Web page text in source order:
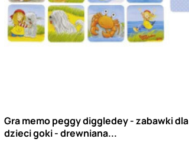
Gra memo peggy diggledey - zabawki dla
dzieci goki - drewniana...